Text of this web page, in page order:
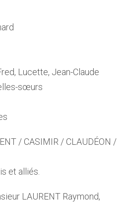
Lucette, Jean-Claude
sœurs
/ CASIMIR / CLAUDÉON /
et alliés.
LAURENT Raymond,